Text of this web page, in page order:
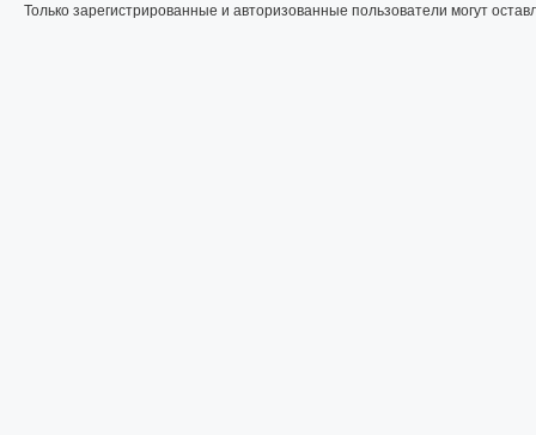
Только зарегистрированные и авторизованные пользователи могут